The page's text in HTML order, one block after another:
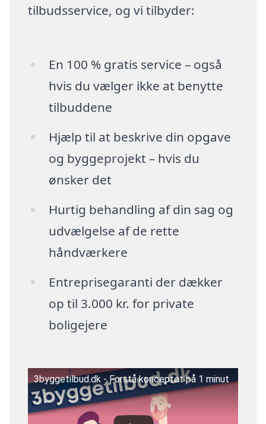
tilbudsservice, og vi tilbyder:
En 100 % gratis service – også
hvis du vælger ikke at benytte
tilbuddene
Hjælp til at beskrive din opgave
og byggeprojekt – hvis du
ønsker det
Hurtig behandling af din sag og
udvælgelse af de rette
håndværkere
Entreprisegaranti der dækker
op til 3.000 kr. for private
boligejere
3byggetilbud.dk - Forstå konceptet på 1 minut